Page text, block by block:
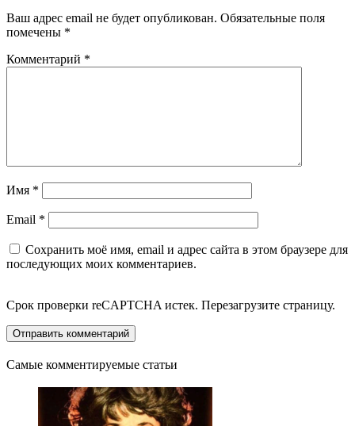
Ваш адрес email не будет опубликован. Обязательные поля
помечены *
Комментарий *
Имя *
Email *
Сохранить моё имя, email и адрес сайта в этом браузере для
последующих моих комментариев.
Срок проверки reCAPTCHA истек. Перезагрузите страницу.
Самые комментируемые статьи